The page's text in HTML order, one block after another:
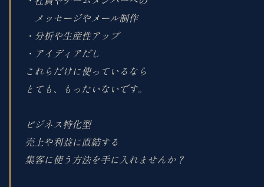
メッセージやメール制作
・分析や生産性アップ
・アイディアだし
これらだけに使っているなら
とても、もったいないです。
ビジネス特化型
売上や利益に直結する
集客に使う方法を手に入れませんか？